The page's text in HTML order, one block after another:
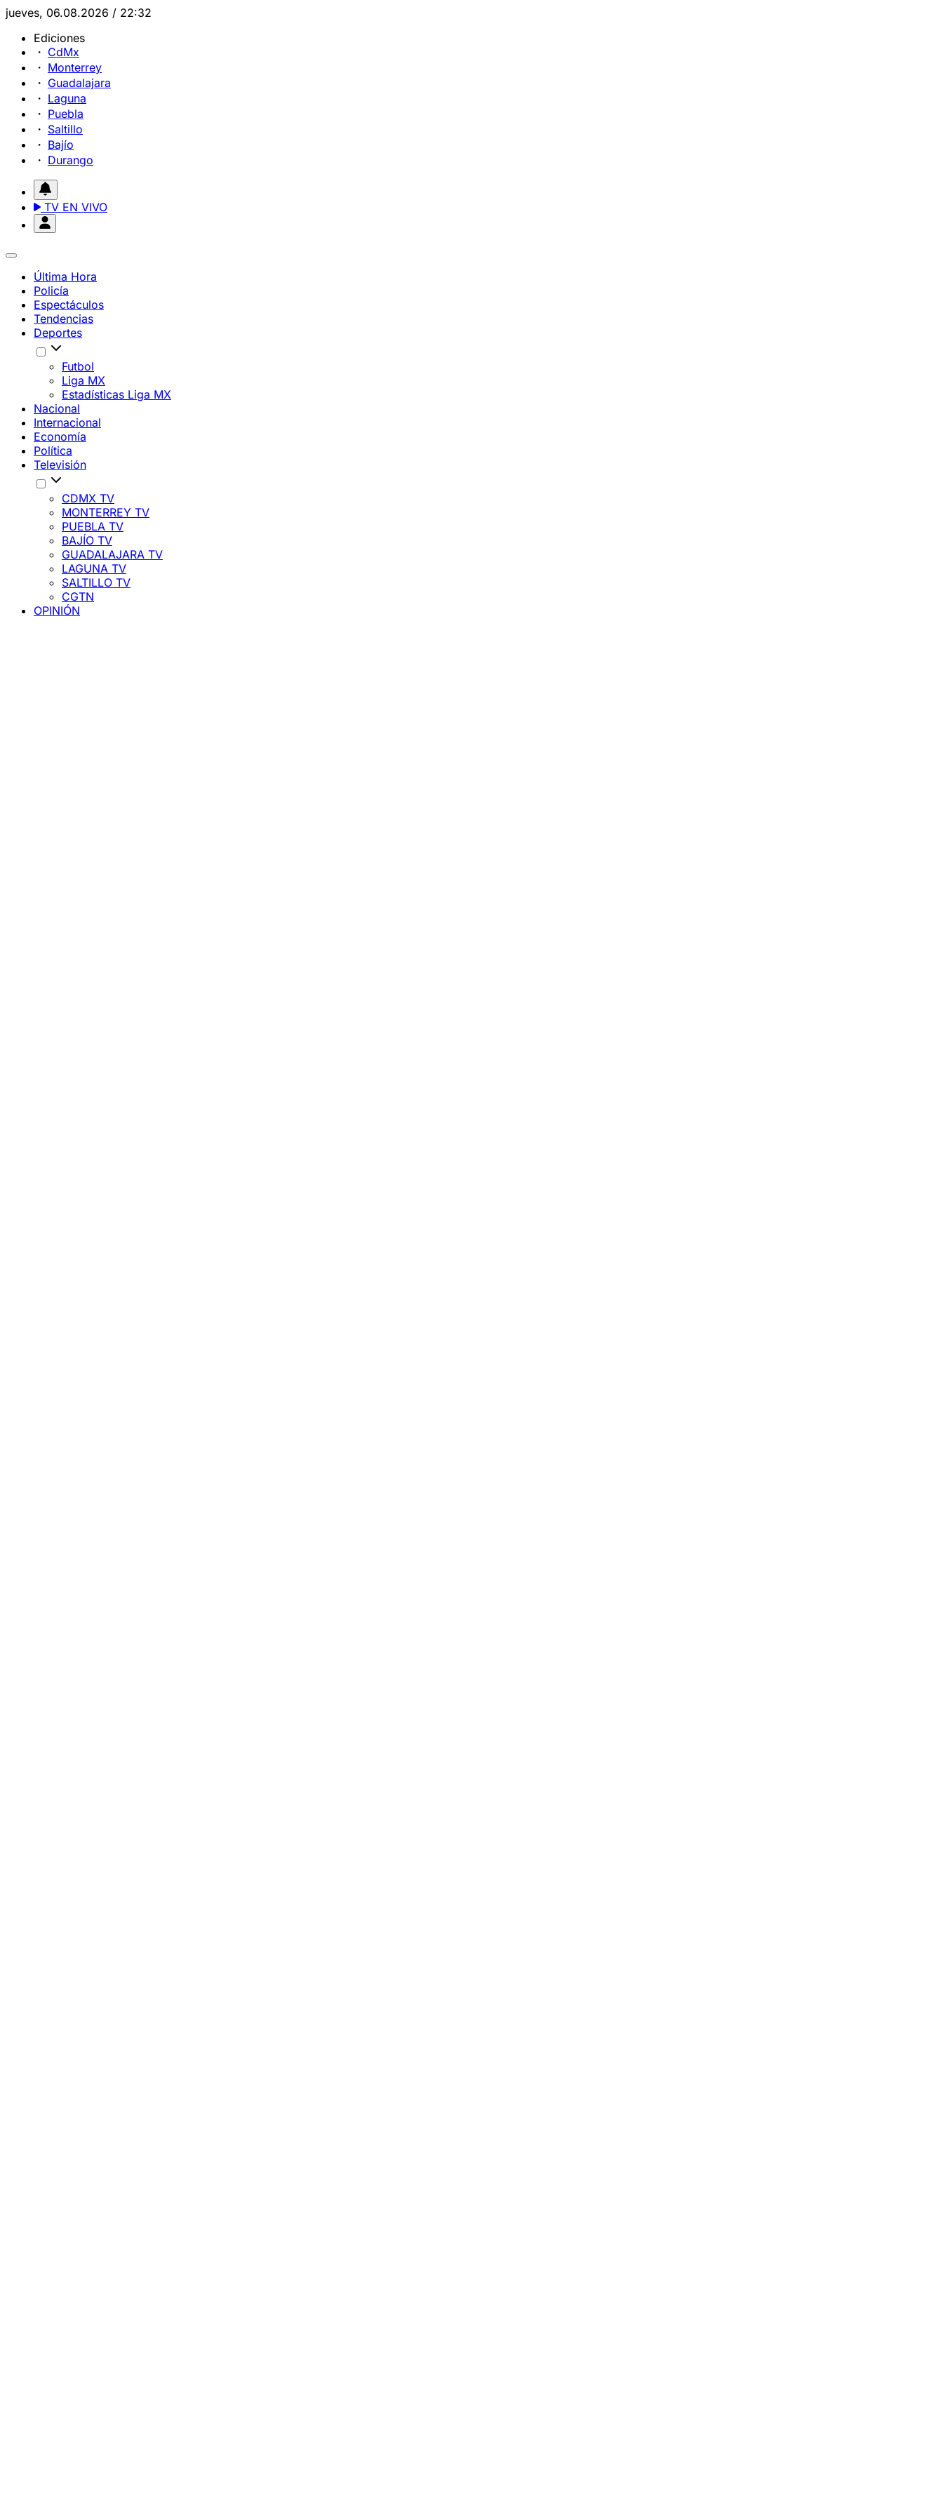
jueves, 06.08.2026 / 22:32
Ediciones
CdMx
Monterrey
Guadalajara
Laguna
Puebla
Saltillo
Bajío
Durango
TV EN VIVO
Última Hora
Policía
Espectáculos
Tendencias
Deportes
Futbol
Liga MX
Estadísticas Liga MX
Nacional
Internacional
Economía
Política
Televisión
CDMX TV
MONTERREY TV
PUEBLA TV
BAJÍO TV
GUADALAJARA TV
LAGUNA TV
SALTILLO TV
CGTN
OPINIÓN